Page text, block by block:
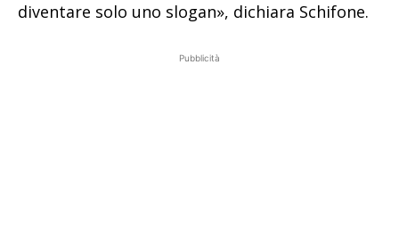
diventare solo uno slogan», dichiara Schifone.
Pubblicità